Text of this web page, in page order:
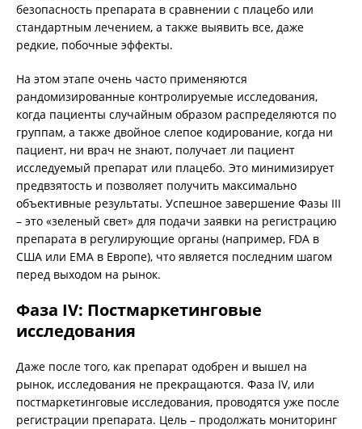
безопасность препарата в сравнении с плацебо или
стандартным лечением, а также выявить все, даже
редкие, побочные эффекты.
На этом этапе очень часто применяются
рандомизированные контролируемые исследования,
когда пациенты случайным образом распределяются по
группам, а также двойное слепое кодирование, когда ни
пациент, ни врач не знают, получает ли пациент
исследуемый препарат или плацебо. Это минимизирует
предвзятость и позволяет получить максимально
объективные результаты. Успешное завершение Фазы III
– это «зеленый свет» для подачи заявки на регистрацию
препарата в регулирующие органы (например, FDA в
США или EMA в Европе), что является последним шагом
перед выходом на рынок.
Фаза IV: Постмаркетинговые
исследования
Даже после того, как препарат одобрен и вышел на
рынок, исследования не прекращаются. Фаза IV, или
постмаркетинговые исследования, проводятся уже после
регистрации препарата. Цель – продолжать мониторинг